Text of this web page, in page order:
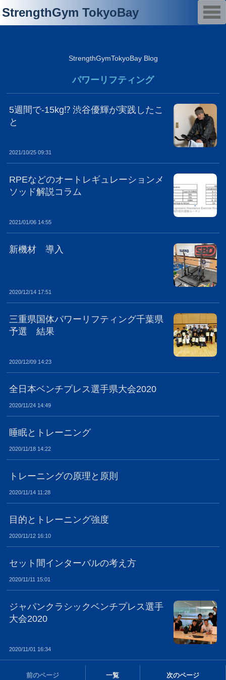
StrengthGym TokyoBay
StrengthGymTokyoBay Blog
パワーリフティング
5週間で-15kg⁉︎ 渋谷優輝が実践したこ
と
2021/10/25 09:31
RPEなどのオートレギュレーションメ
ソッド解説コラム
2021/01/06 14:55
新機材 導入
2020/12/14 17:51
三重県国体パワーリフティング千葉県
予選 結果
2020/12/09 14:23
全日本ベンチプレス選手県大会2020
2020/11/24 14:49
睡眠とトレーニング
2020/11/18 14:22
トレーニングの原理と原則
2020/11/14 11:28
目的とトレーニング強度
2020/11/12 16:10
セット間インターバルの考え方
2020/11/11 15:01
ジャパンクラシックベンチプレス選手
大会2020
2020/11/01 16:34
前のページ 一覧 次のページ
T
o
g
a
o
n